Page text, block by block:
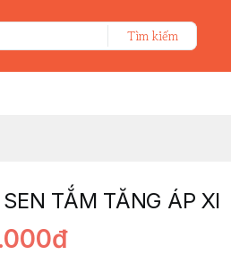
Tìm kiếm
SEN TẮM TĂNG ÁP XI